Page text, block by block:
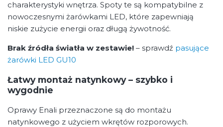
charakterystyki wnętrza. Spoty te są kompatybilne z
nowoczesnymi żarówkami LED, które zapewniają
niskie zużycie energii oraz długą żywotność.
Brak źródła światła w zestawie! – sprawdź pasujące
żarówki LED GU10
Łatwy montaż natynkowy – szybko i
wygodnie
Oprawy Enali przeznaczone są do montażu
natynkowego z użyciem wkrętów rozporowych.